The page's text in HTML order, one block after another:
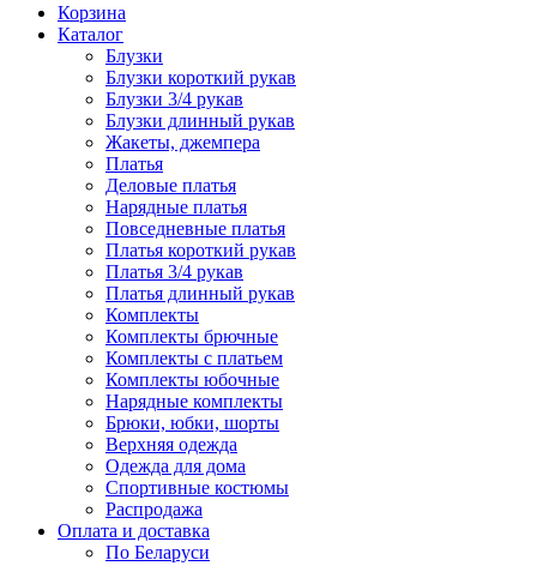
Корзина
Каталог
Блузки
Блузки короткий рукав
Блузки 3/4 рукав
Блузки длинный рукав
Жакеты, джемпера
Платья
Деловые платья
Нарядные платья
Повседневные платья
Платья короткий рукав
Платья 3/4 рукав
Платья длинный рукав
Комплекты
Комплекты брючные
Комплекты с платьем
Комплекты юбочные
Нарядные комплекты
Брюки, юбки, шорты
Верхняя одежда
Одежда для дома
Спортивные костюмы
Распродажа
Оплата и доставка
По Беларуси